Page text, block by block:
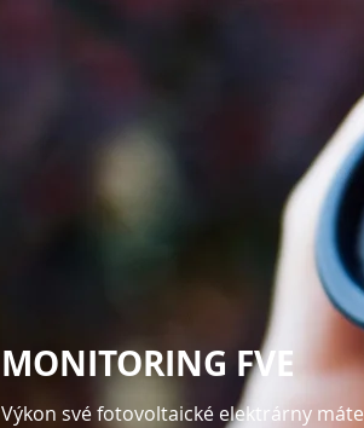
MONITORING FVE
Výkon své fotovoltaické elektrárny máte